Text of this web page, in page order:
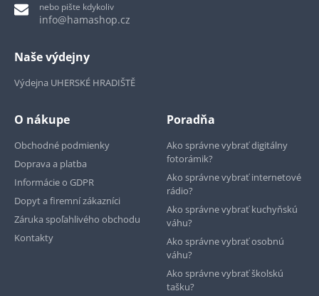
nebo pište kdykoliv
info@hamashop.cz
Naše výdejny
Výdejna UHERSKÉ HRADIŠTĚ
O nákupe
Obchodné podmienky
Doprava a platba
Informácie o GDPR
Dopyt a firemní zákazníci
Záruka spoľahlivého obchodu
Kontakty
Poradňa
Ako správne vybrať digitálny
fotorámik?
Ako správne vybrať internetové
rádio?
Ako správne vybrať kuchyňskú
váhu?
Ako správne vybrať osobnú
váhu?
Ako správne vybrať školskú
tašku?